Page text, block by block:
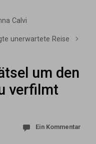
Calvi
unerwartete Reise
um den
verfilmt
Ein Kommentar